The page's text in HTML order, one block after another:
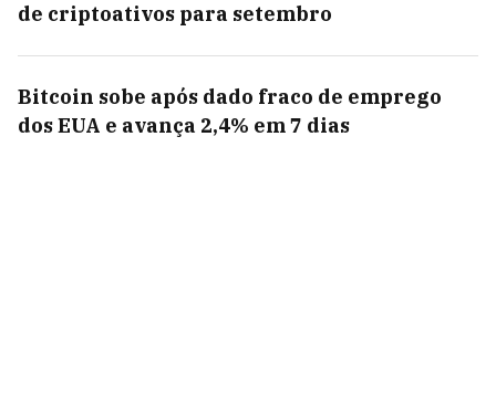
de criptoativos para setembro
Bitcoin sobe após dado fraco de emprego
dos EUA e avança 2,4% em 7 dias